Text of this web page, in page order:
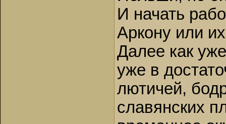
И начать
Аркону или
Далее как
уже в
лютичей,
славянских